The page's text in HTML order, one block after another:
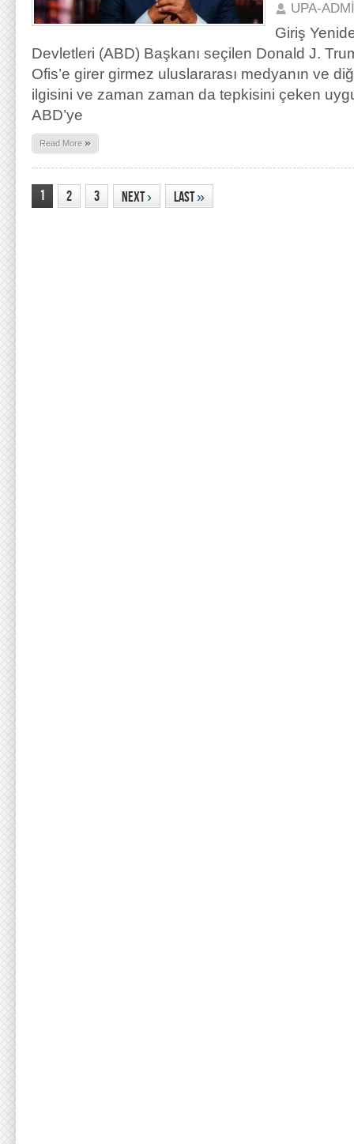
UPA-
Giriş
Devletleri (ABD) Başkanı seçilen Donald J.
Ofis’e girer girmez uluslararası medyanın ve
ilgisini ve zaman zaman da tepkisini çeken
ABD’ye
Read More »
1 2 3 Next› Last»